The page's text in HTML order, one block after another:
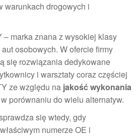
warunkach drogowych i
– marka znana z wysokiej klasy
osobowych. W ofercie firmy
się rozwiązania dedykowane
i warsztaty coraz częściej
ze względu na jakość wykonania
w porównaniu do wielu alternatyw.
się wtedy, gdy
numerze OE i